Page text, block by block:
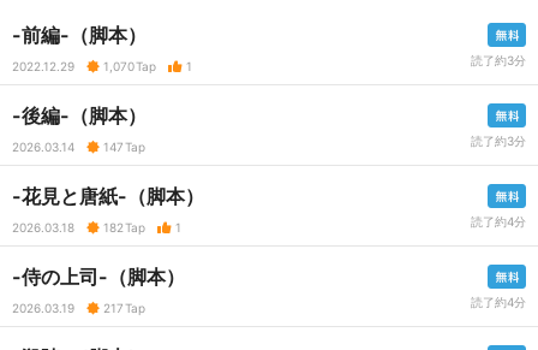
-前編-（脚本）
2022.12.29 1,070Tap 1 読了約3分
-後編-（脚本）
2026.03.14 147Tap 読了約3分
-花見と唐紙-（脚本）
2026.03.18 182Tap 1 読了約4分
-侍の上司-（脚本）
2026.03.19 217Tap 読了約4分